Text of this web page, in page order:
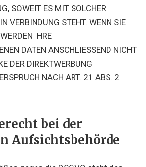
SOWEIT ES MIT SOLCHER
VERBINDUNG STEHT. WENN SIE
IHRE
DATEN ANSCHLIESSEND NICHT
DER DIREKTWERBUNG
NACH ART. 21 ABS. 2
bei der
Aufsichts­behörde